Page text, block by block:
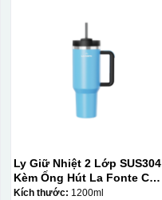
Ly Giữ Nhiệt 2 Lớp SUS304
Kèm Ống Hút La Fonte Có
Tay Cầm 1200ml
Kích thước: 1200ml